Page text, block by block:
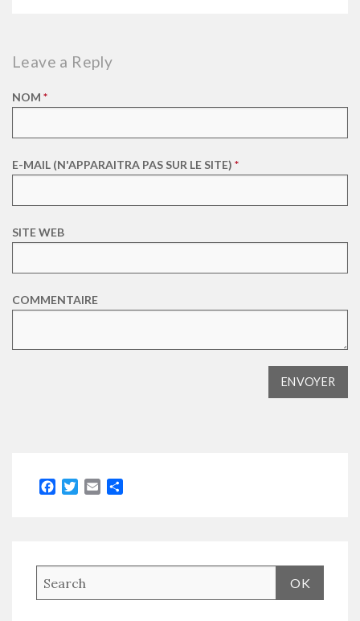
Leave a Reply
NOM *
E-MAIL (N'APPARAITRA PAS SUR LE SITE) *
SITE WEB
COMMENTAIRE
Facebook
TwitterEmail